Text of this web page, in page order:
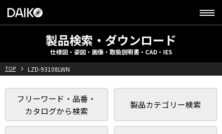
製品検索・ダウンロード
仕様図・姿図・画像・取扱説明書・CAD・IES
TOP LZD-93108LWN
フリーワード・品番・
カタログから検索
製品カテゴリー検索